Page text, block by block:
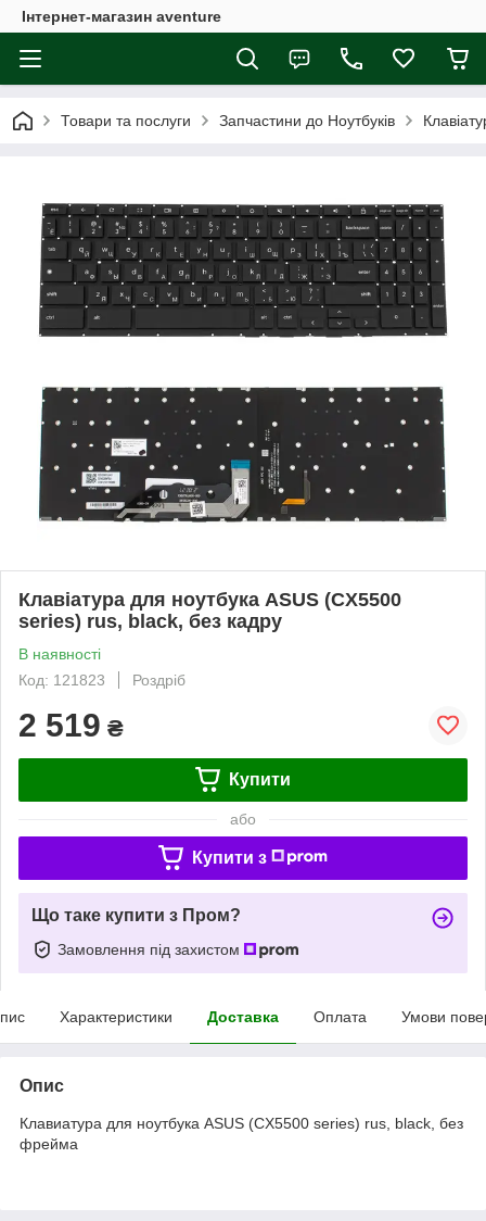
Інтернет-магазин aventure
Товари та послуги Запчастини до Ноутбуків
Клавіатура для ноутбука ASUS (CX5500
series) rus, black, без кадру
В наявності
Код: 121823
Роздріб
2 519 ₴
Купити
або
Купити з
Що таке купити з Пром?
Замовлення під захистом
Характеристики Доставка Оплата Умови
Опис
Клавиатура для ноутбука ASUS (CX5500 series) rus, black, без
фрейма